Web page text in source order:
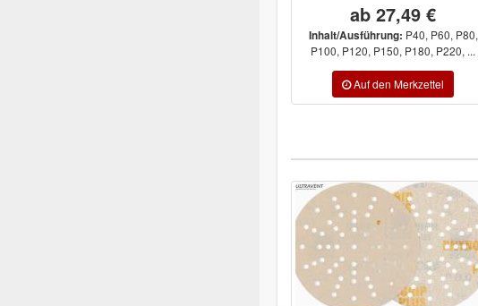
ab 27,49 €
Inhalt/Ausführung: P40, P60, P80,
P100, P120, P150, P180, P220, ...